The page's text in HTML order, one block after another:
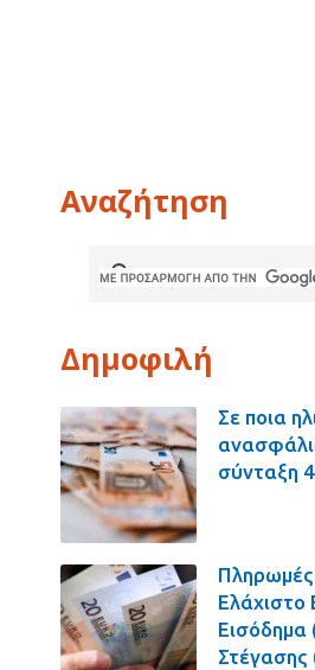
Αναζήτηση
Δημοφιλή
Σε ποια
σύνταξη
Ελάχιστο
Εισόδημα
Στέγασης